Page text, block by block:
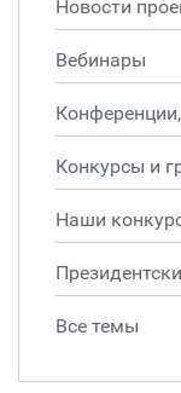
Новости
Вебинары
Конкурсы и
Наши
Все темы